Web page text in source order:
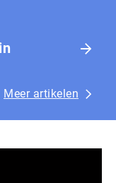
Meer artikelen